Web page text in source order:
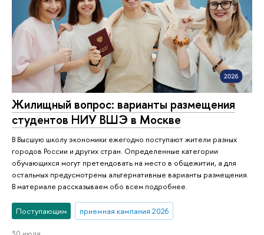
Жилищный вопрос: варианты размещения
студентов НИУ ВШЭ в Москве
В Высшую школу экономики ежегодно поступают жители разных
городов России и других стран. Определенные категории
обучающихся могут претендовать на место в общежитии, а для
остальных предусмотрены альтернативные варианты размещения.
В материале рассказываем обо всем подробнее.
Поступающим приемная кампания 2026